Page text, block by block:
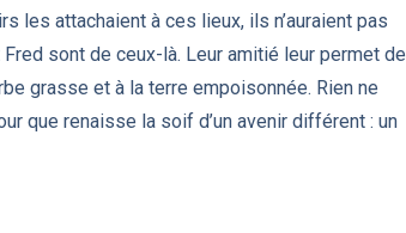
les attachaient à ces lieux, ils n’auraient pas
sont de ceux-là. Leur amitié leur permet de
grasse et à la terre empoisonnée. Rien ne
que renaisse la soif d’un avenir différent : un